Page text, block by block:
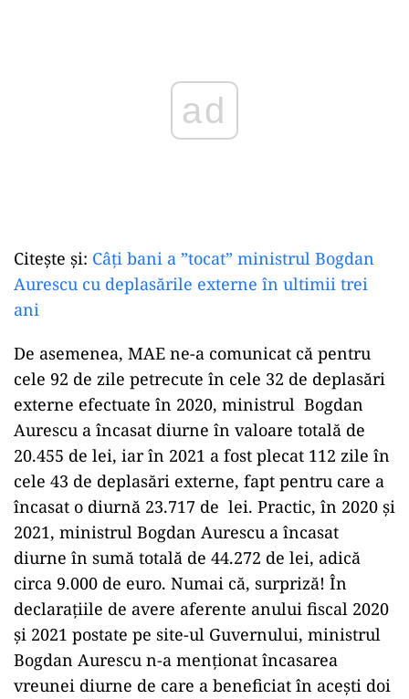
Citește și: Câți bani a ”tocat” ministrul Bogdan
Aurescu cu deplasările externe în ultimii trei
ani
De asemenea, MAE ne-a comunicat că pentru
cele 92 de zile petrecute în cele 32 de deplasări
externe efectuate în 2020, ministrul Bogdan
Aurescu a încasat diurne în valoare totală de
20.455 de lei, iar în 2021 a fost plecat 112 zile în
cele 43 de deplasări externe, fapt pentru care a
încasat o diurnă 23.717 de lei. Practic, în 2020 și
2021, ministrul Bogdan Aurescu a încasat
diurne în sumă totală de 44.272 de lei, adică
circa 9.000 de euro. Numai că, surpriză! În
declarațiile de avere aferente anului fiscal 2020
și 2021 postate pe site-ul Guvernului, ministrul
Bogdan Aurescu n-a menționat încasarea
vreunei diurne de care a beneficiat în acești doi